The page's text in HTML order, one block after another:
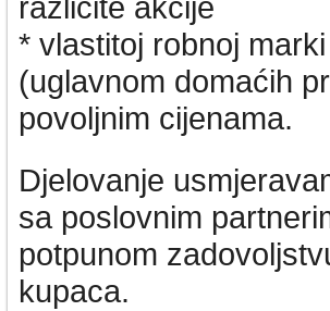
različite akcije
* vlastitoj robnoj
(uglavnom domaćih
povoljnim cijenama.
Djelovanje
sa poslovnim
potpunom
kupaca.